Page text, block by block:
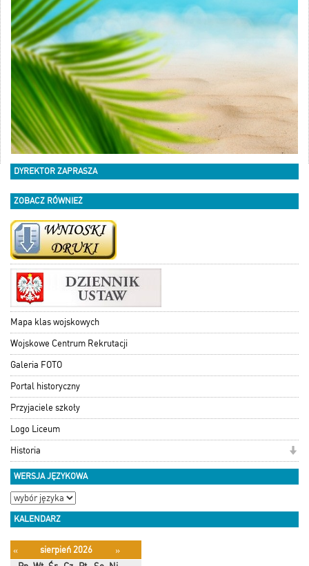
DYREKTOR ZAPRASZA
ZOBACZ RÓWNIEŻ
Mapa klas wojskowych
Wojskowe Centrum Rekrutacji
Galeria FOTO
Portal historyczny
Przyjaciele szkoły
Logo Liceum
Historia
WERSJA JĘZYKOWA
KALENDARZ
« sierpień 2026
»